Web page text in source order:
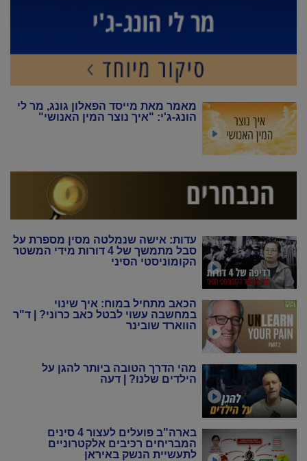
מאמר מאת מייסד הפאלון גונג, מר לי
הונג-ג'י: "איך נוצר המין האנושי"
עדות: אישה שנמלטה מסין מספרת על
סבל מתמשך של 4 דורות מידי המשטר
הקומוניסטי הסיני
הכאב מתחיל במוח: איך שינוי
במחשבה עשוי לבטל כאב כרוני? | ד"ר
הווארד שובינר
מהי הדרך הטובה ביותר להגן על
הילדים שלנו? | דעה
בארה"ב פועלים לעצור 4 סינים
המבריחים רכיבים אלקטרוניים
לתעשיית הנשק באיראן